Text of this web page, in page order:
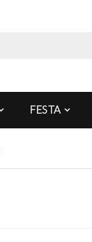
FESTA